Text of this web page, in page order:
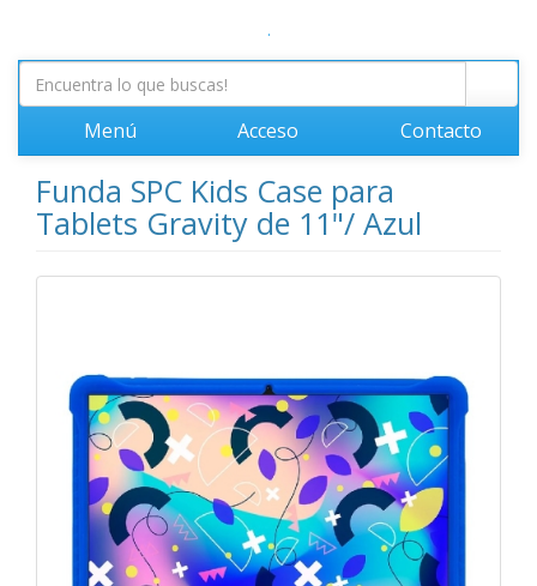
.
Menú Acceso Contacto
Funda SPC Kids Case para
Tablets Gravity de 11"/ Azul